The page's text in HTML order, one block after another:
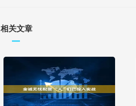
相关文章